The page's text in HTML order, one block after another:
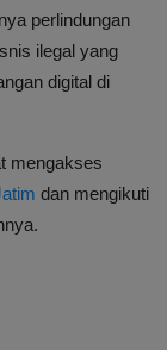
perlindungan
ilegal yang
digital di
mengakses
dan mengikuti